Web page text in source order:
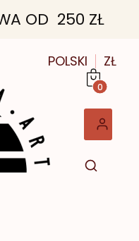
OD 250 ZŁ
POLSKI ZŁ